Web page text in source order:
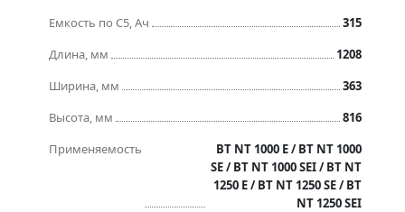
Емкость по C5, Ач
315
Длина, мм
1208
Ширина, мм
363
Высота, мм
816
Применяемость
BT NT 1000 E / BT NT 1000
SE / BT NT 1000 SEI / BT NT
1250 E / BT NT 1250 SE / BT
NT 1250 SEI